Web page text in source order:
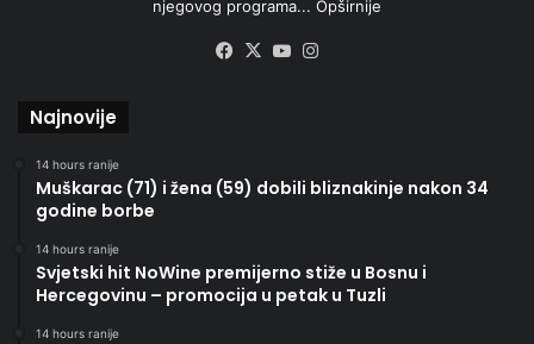
njegovog programa... Opširnije
Facebook
X YouTube
Najnovije
14 hours ranije
Muškarac (71) i žena (59) dobili bliznakinje nakon 34
godine borbe
14 hours ranije
Svjetski hit NoWine premijerno stiže u Bosnu i
Hercegovinu – promocija u petak u Tuzli
14 hours ranije